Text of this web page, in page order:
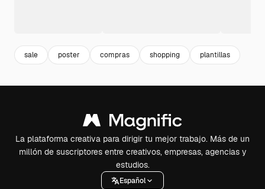
sale poster compras shopping plantillas
La plataforma creativa para dirigir tu mejor trabajo. Más de un
millón de suscriptores entre creativos, empresas, agencias y
estudios.
Español